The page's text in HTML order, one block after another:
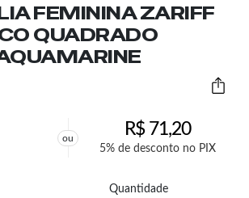
FEMININA ZARIFF
QUADRADO
ou R$71,20
5% de desconto no PIX
Quantidade